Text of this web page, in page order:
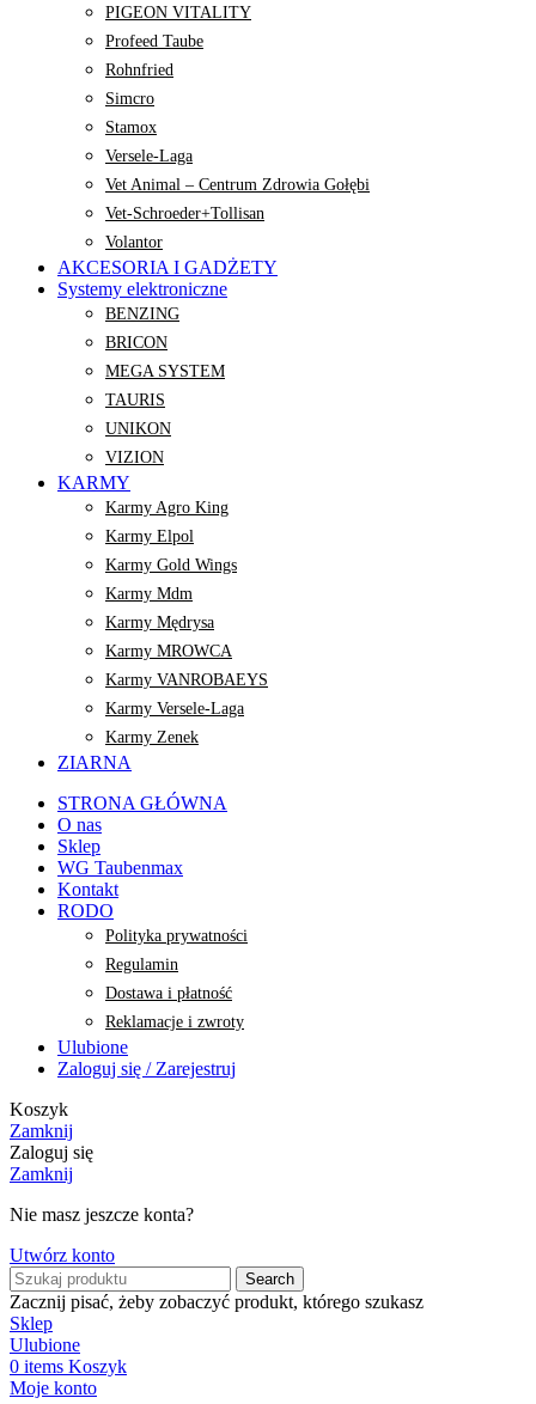
PIGEON VITALITY
Profeed Taube
Rohnfried
Simcro
Stamox
Versele-Laga
Vet Animal – Centrum Zdrowia Gołębi
Vet-Schroeder+Tollisan
Volantor
AKCESORIA I GADŻETY
Systemy elektroniczne
BENZING
BRICON
MEGA SYSTEM
TAURIS
UNIKON
VIZION
KARMY
Karmy Agro King
Karmy Elpol
Karmy Gold Wings
Karmy Mdm
Karmy Mędrysa
Karmy MROWCA
Karmy VANROBAEYS
Karmy Versele-Laga
Karmy Zenek
ZIARNA
STRONA GŁÓWNA
O nas
Sklep
WG Taubenmax
Kontakt
RODO
Polityka prywatności
Regulamin
Dostawa i płatność
Reklamacje i zwroty
Ulubione
Zaloguj się / Zarejestruj
Koszyk
Zamknij
Zaloguj się
Zamknij
Nie masz jeszcze konta?
Utwórz konto
Search
Zacznij pisać, żeby zobaczyć produkt, którego szukasz
Sklep
Ulubione
0 items Koszyk
Moje konto